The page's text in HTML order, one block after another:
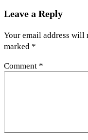
Leave a Reply
Your email address will
marked *
Comment *